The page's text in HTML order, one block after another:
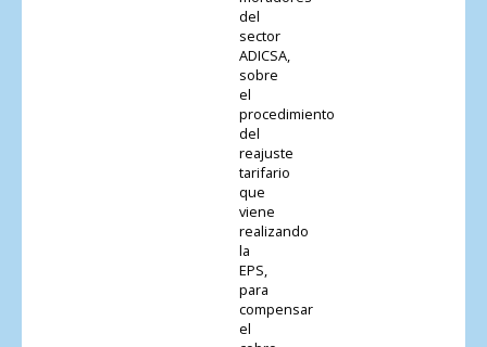
del
sector
ADICSA,
sobre
el
procedimiento
del
reajuste
tarifario
que
viene
realizando
la
EPS,
para
compensar
el